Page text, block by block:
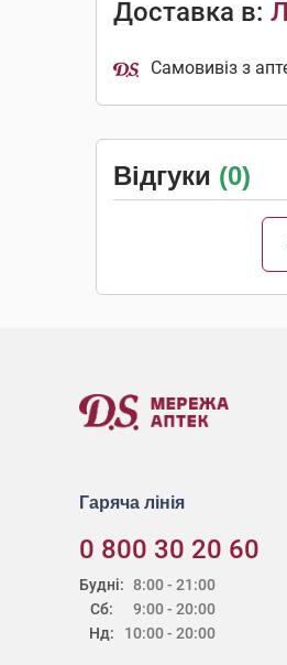
Доставка в:
Самовивіз з
Відгуки (0)
Гаряча лінія
0 800 30 20 60
Будні:
Сб:
Нд:
8:00 - 21:00
9:00 - 20:00
10:00 - 20:00